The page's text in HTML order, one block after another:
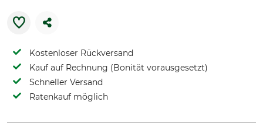
Kostenloser Rückversand
Kauf auf Rechnung (Bonität vorausgesetzt)
Schneller Versand
Ratenkauf möglich